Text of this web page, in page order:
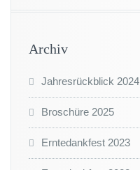
Archiv
Jahresrückblick 2024
Broschüre 2025
Erntedankfest 2023